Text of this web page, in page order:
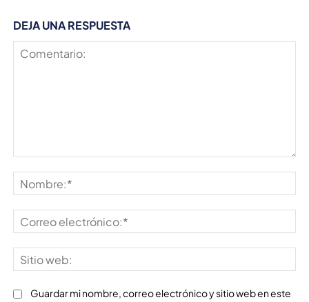
DEJA UNA RESPUESTA
Guardar mi nombre, correo electrónico y sitio web en este